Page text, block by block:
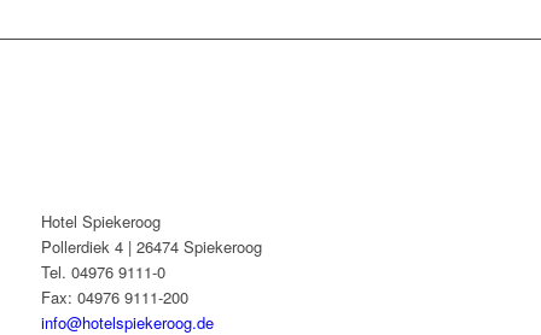
Hotel Spiekeroog
Pollerdiek 4 | 26474 Spiekeroog
Tel. 04976 9111-0
Fax: 04976 9111-200
info@hotelspiekeroog.de